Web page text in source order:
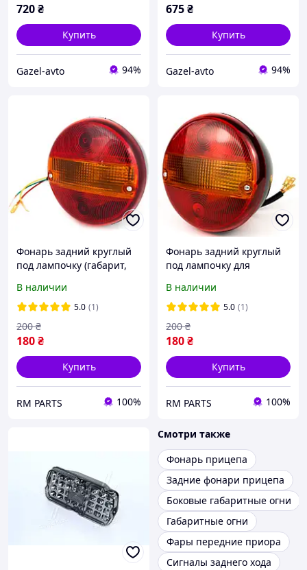
720₴
Купить
Gazel-avto 94%
675₴
Купить
Gazel-avto 94%
Фонарь задний круглый
под лампочку (габарит,
3702) 371278443 для
прицепа
В наличии
5.0 (1)
180₴
200 ₴
Купить
RM PARTS 100%
Фонарь задний круглый
под лампочку для
стоп подсветка номера
ДК (DK-3702.01)
В наличии
5.0 (1)
180₴
200 ₴
Купить
RM PARTS 100%
Смотри также
Фонарь прицепа
Задние фонари прицепа
Боковые габаритные огни
Габаритные огни
Фары передние приора
Сигналы заднего хода